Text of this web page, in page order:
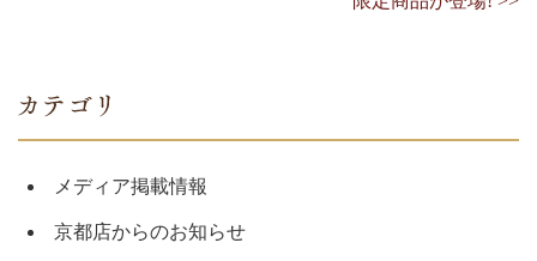
メディア掲載情報
京都店からのお知らせ